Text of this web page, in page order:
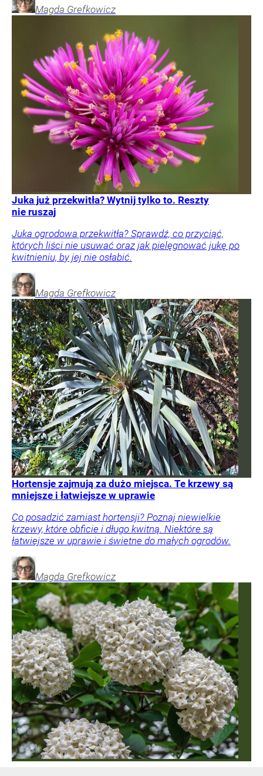
Magda Grefkowicz
Juka już przekwitła? Wytnij tylko to. Reszty
nie ruszaj
Juka ogrodowa przekwitła? Sprawdź, co przyciąć,
których liści nie usuwać oraz jak pielęgnować jukę po
kwitnieniu, by jej nie osłabić.
Magda Grefkowicz
Hortensje zajmują za dużo miejsca. Te krzewy są
mniejsze i łatwiejsze w uprawie
Co posadzić zamiast hortensji? Poznaj niewielkie
krzewy, które obficie i długo kwitną. Niektóre są
łatwiejsze w uprawie i świetne do małych ogrodów.
Magda Grefkowicz